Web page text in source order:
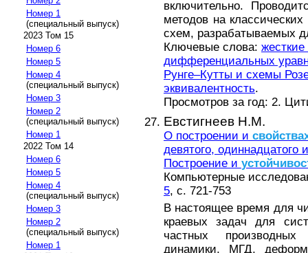
Номер 1
(специальный выпуск)
2023 Том 15
Номер 6
Номер 5
Номер 4
(специальный выпуск)
Номер 3
Номер 2
(специальный выпуск)
Номер 1
2022 Том 14
Номер 6
Номер 5
Номер 4
(специальный выпуск)
Номер 3
Номер 2
(специальный выпуск)
Номер 1
включительно.
методов на
схем, разрабатываемых
Ключевые слова:
дифференциальных
Рунге–Кутты и схемы
эквивалентность.
Просмотров за год: 2.
Евстигнеев Н.М.
О построении и
девятого, одиннадцатого
Построение и
Компьютерные
5, с. 721-753
В настоящее время для
краевых задач для
частных
динамики, МГД,